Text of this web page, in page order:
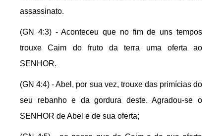
assassinato.
(GN 4:3) - Aconteceu que no fim de uns tempos
trouxe Caim do fruto da terra uma oferta ao
SENHOR.
(GN 4:4) - Abel, por sua vez, trouxe das primícias do
seu rebanho e da gordura deste. Agradou-se o
SENHOR de Abel e de sua oferta;